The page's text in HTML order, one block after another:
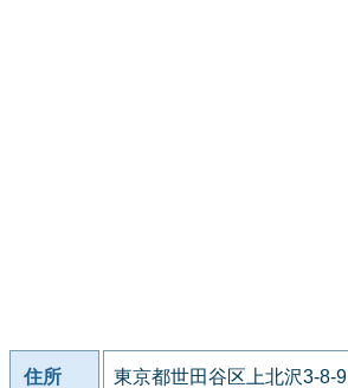
住所
東京都世田谷区上北沢3-8-9